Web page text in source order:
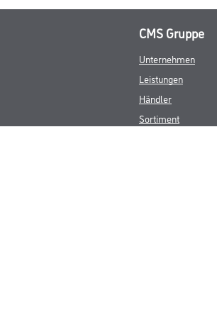
CMS Gruppe
Unternehmen
Leistungen
Händler
Sortiment